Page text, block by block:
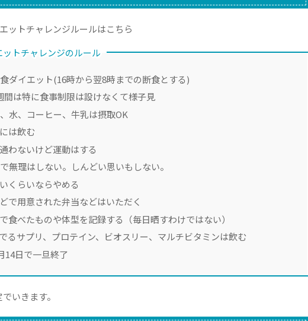
ットチャレンジルールはこちら
トチャレンジのルール
ダイエット(16時から翌8時までの断食とする)
間は特に食事制限は設けなくて様子見
水、コーヒー、牛乳は摂取OK
は飲む
わないけど運動はする
無理はしない。しんどい思いもしない。
くらいならやめる
で用意された弁当などはいただく
食べたものや体型を記録する（毎日晒すわけではない）
るサプリ、プロテイン、ビオスリー、マルチビタミンは飲む
14日で一旦終了
いきます。